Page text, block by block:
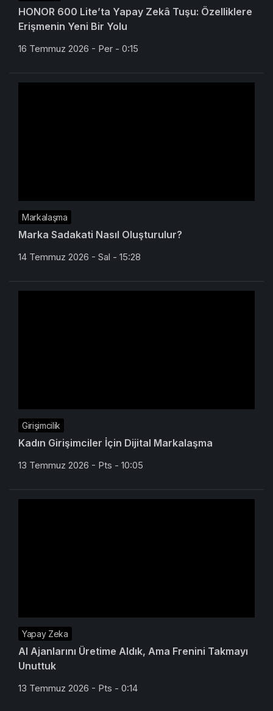
HONOR 600 Lite’ta Yapay Zekâ Tuşu: Özelliklere
Erişmenin Yeni Bir Yolu
16 Temmuz 2026 - Per - 0:15
Markalaşma
Marka Sadakati Nasıl Oluşturulur?
14 Temmuz 2026 - Sal - 15:28
Girişimcilik
Kadın Girişimciler İçin Dijital Markalaşma
13 Temmuz 2026 - Pts - 10:05
Yapay Zeka
AI Ajanlarını Üretime Aldık, Ama Frenini Takmayı
Unuttuk
13 Temmuz 2026 - Pts - 0:14